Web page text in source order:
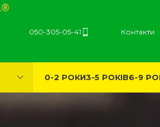
050-305-05-41 Контакти
0-2 РОКИ3-5 РОКІВ6-9